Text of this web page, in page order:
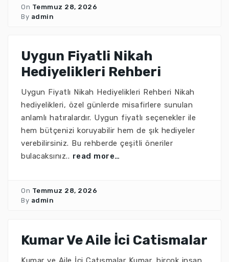
On Temmuz 28, 2026
By admin
Uygun Fiyatli Nikah
Hediyelikleri Rehberi
Uygun Fiyatlı Nikah Hediyelikleri Rehberi Nikah
hediyelikleri, özel günlerde misafirlere sunulan
anlamlı hatıralardır. Uygun fiyatlı seçenekler ile
hem bütçenizi koruyabilir hem de şık hediyeler
verebilirsiniz. Bu rehberde çeşitli öneriler
bulacaksınız.. read more…
On Temmuz 28, 2026
By admin
Kumar Ve Aile İci Catismalar